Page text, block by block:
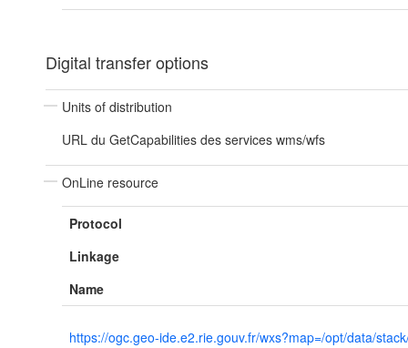
Digital transfer options
Units of distribution
URL du GetCapabilities des services wms/wfs
OnLine resource
Protocol
Linkage
Name
https://ogc.geo-ide.e2.rie.gouv.fr/wxs?map=/opt/data/